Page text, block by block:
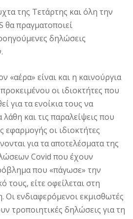
της Τετάρτης και όλη την
θα πραγματοποιεί
δηλώσεις
«αέρα» είναι και η καινούργια
οι ιδιοκτήτες που
για τα ενοίκια τους να
και τις παραλείψεις που
εφαρμογής οι ιδιοκτήτες
για τα αποτελέσματα της
Covid που έχουν
που «πάγωσε» την
τους, είτε οφείλεται στη
Οι ενδιαφερόμενοι εκμισθωτές
τροποιητικές δηλώσεις για τη